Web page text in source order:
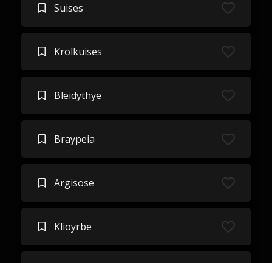
Suises
Krolkuises
Bleidythye
Braypeia
Argisose
Klioyrbe